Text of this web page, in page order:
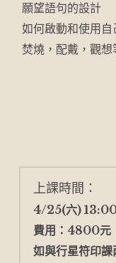
願望語句的設計
如何啟動和使用自
焚燒，配戴，觀想
上課時間：
4/25(六)
費用：4800元
如與行星符印